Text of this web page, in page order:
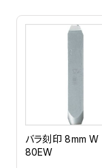
バラ刻印 8mm W
80EW